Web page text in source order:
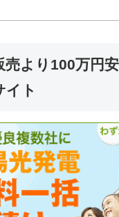
売より100万円
イト